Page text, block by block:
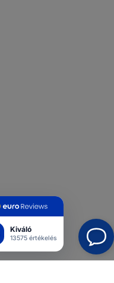
Kiváló
13575 értékelés